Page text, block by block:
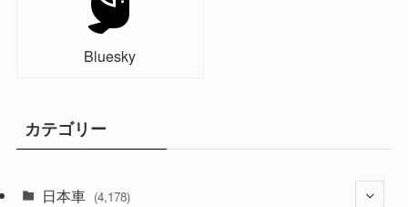
Bluesky
カテゴリー
日本車 (4,178)